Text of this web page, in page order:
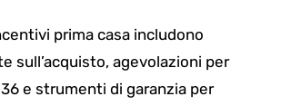
prima casa includono
sull’acquisto, agevolazioni per
e strumenti di garanzia per